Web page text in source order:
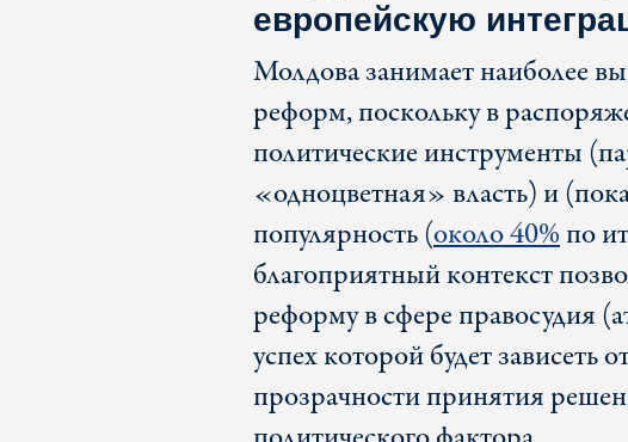
европейскую
Молдова занимает наиболее
реформ, поскольку в
политические инструменты
«одноцветная» власть) и
популярность (около 40%по
благоприятный контекст
реформу в сфере правосудия
успех которой будет зависеть
прозрачности принятия